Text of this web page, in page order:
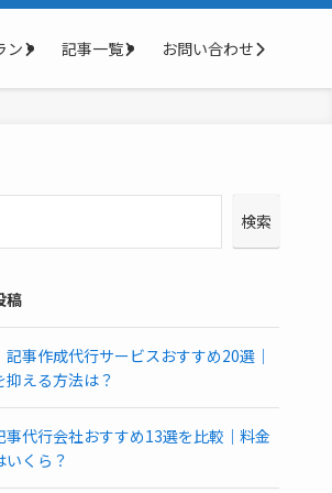
ン 記事一覧 お問い合わせ
検索
稿
記事作成代行サービスおすすめ20選｜
抑える方法は？
事代行会社おすすめ13選を比較｜料金
いくら？